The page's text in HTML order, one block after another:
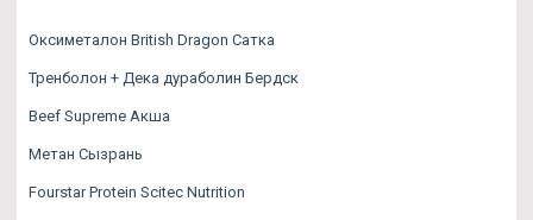
Оксиметалон British Dragon Сатка
Тренболон + Дека дураболин Бердск
Beef Supreme Акша
Метан Сызрань
Fourstar Protein Scitec Nutrition